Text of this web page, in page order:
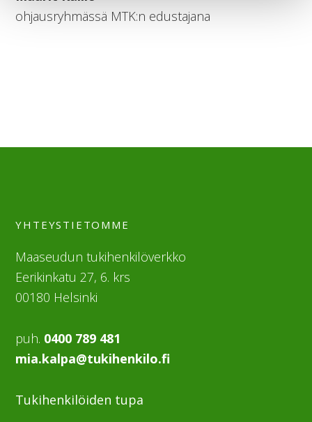
ohjausryhmässä MTK:n edustajana
YHTEYSTIETOMME
Maaseudun tukihenkilöverkko
Eerikinkatu 27, 6. krs
00180 Helsinki
puh. 0400 789 481
mia.kalpa@tukihenkilo.fi
Tukihenkilöiden tupa